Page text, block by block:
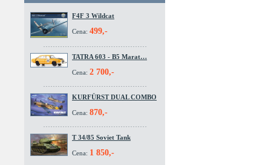
F4F 3 Wildcat
Cena: 499,-
TATRA 603 - B5 Marat…
Cena: 2 700,-
KURFÜRST DUAL COMBO
Cena: 870,-
T 34/85 Soviet Tank
Cena: 1 850,-